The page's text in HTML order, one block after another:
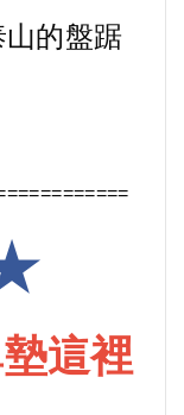
的盤踞
★
這裡